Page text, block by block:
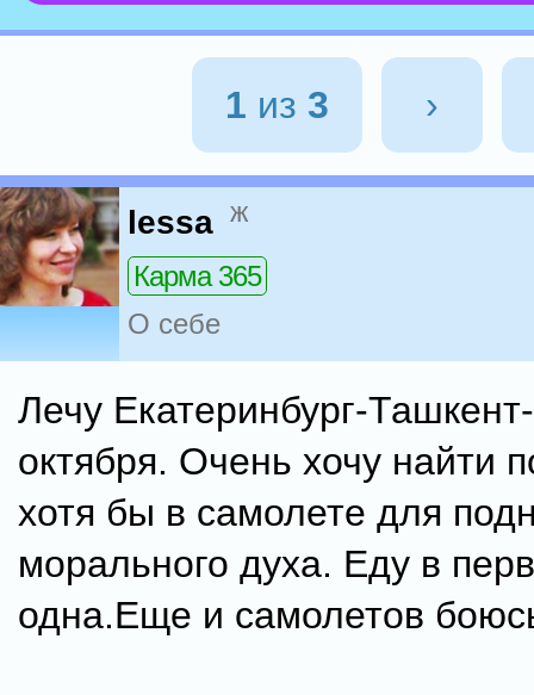
1 из 3 ›
lessa ж
Карма 365
О себе
Лечу Екатеринбург-
октября. Очень хочу найти
хотя бы в самолете для
морального духа. Еду в
одна.Еще и самолетов